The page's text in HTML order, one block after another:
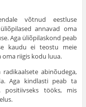
võtnud eestluse
annavad oma
Aga üliõpilas­kond peab
kaudu ei teostu meie
riigis kodu luua.
abi­nõudega,
Aga kind­lasti peab ta
positiivseks tööks, mis